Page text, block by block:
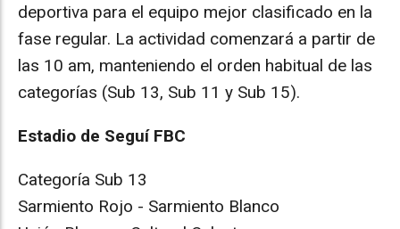
deportiva para el equipo mejor clasificado en la
fase regular. La actividad comenzará a partir de
las 10 am, manteniendo el orden habitual de las
categorías (Sub 13, Sub 11 y Sub 15).
Estadio de Seguí FBC
Categoría Sub 13
Sarmiento Rojo - Sarmiento Blanco